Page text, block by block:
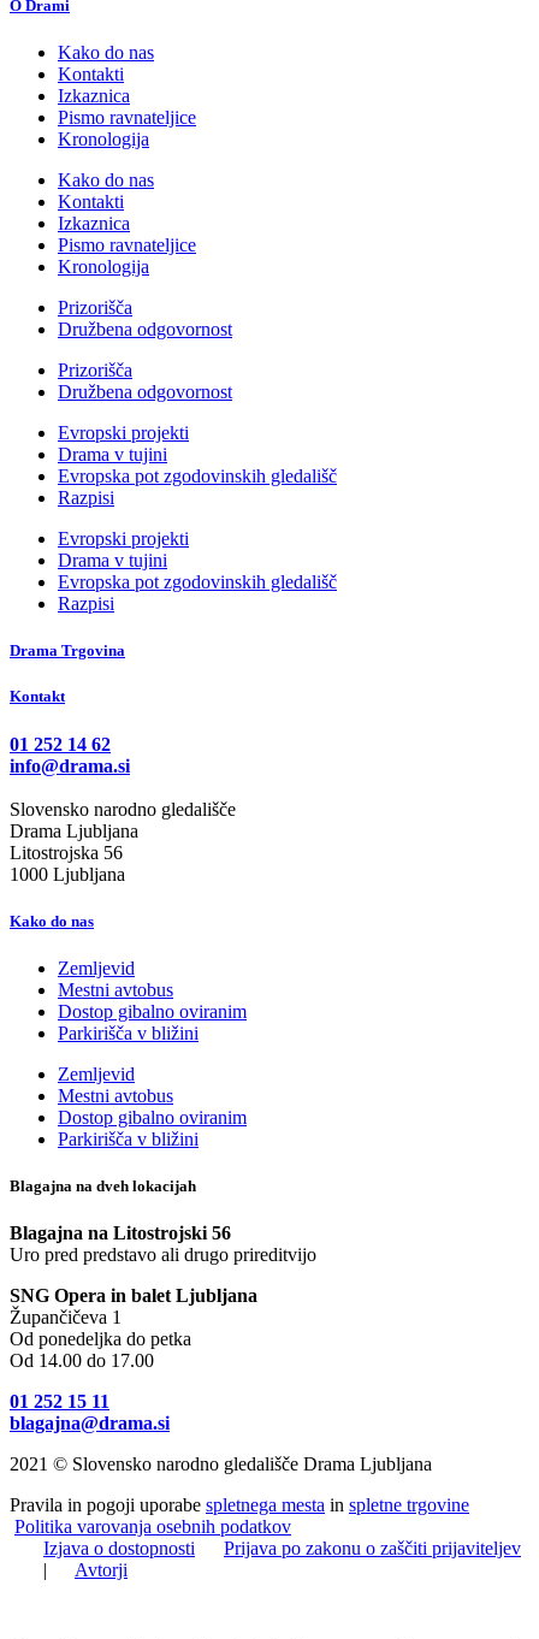
O Drami
Kako do nas
Kontakti
Izkaznica
Pismo ravnateljice
Kronologija
Kako do nas
Kontakti
Izkaznica
Pismo ravnateljice
Kronologija
Prizorišča
Družbena odgovornost
Prizorišča
Družbena odgovornost
Evropski projekti
Drama v tujini
Evropska pot zgodovinskih gledališč
Razpisi
Evropski projekti
Drama v tujini
Evropska pot zgodovinskih gledališč
Razpisi
Drama Trgovina
Kontakt
01 252 14 62
info@drama.si
Slovensko narodno gledališče
Drama Ljubljana
Litostrojska 56
1000 Ljubljana
Kako do nas
Zemljevid
Mestni avtobus
Dostop gibalno oviranim
Parkirišča v bližini
Zemljevid
Mestni avtobus
Dostop gibalno oviranim
Parkirišča v bližini
Blagajna na dveh lokacijah
Blagajna na Litostrojski 56
Uro pred predstavo ali drugo prireditvijo
SNG Opera in balet Ljubljana
Župančičeva 1
Od ponedeljka do petka
Od 14.00 do 17.00
01 252 15 11
blagajna@drama.si
2021 © Slovensko narodno gledališče Drama Ljubljana
Pravila in pogoji uporabe spletnega mesta in spletne trgovine
Politika varovanja osebnih podatkov
Izjava o dostopnosti
Prijava po zakonu o zaščiti prijaviteljev
|
Avtorji